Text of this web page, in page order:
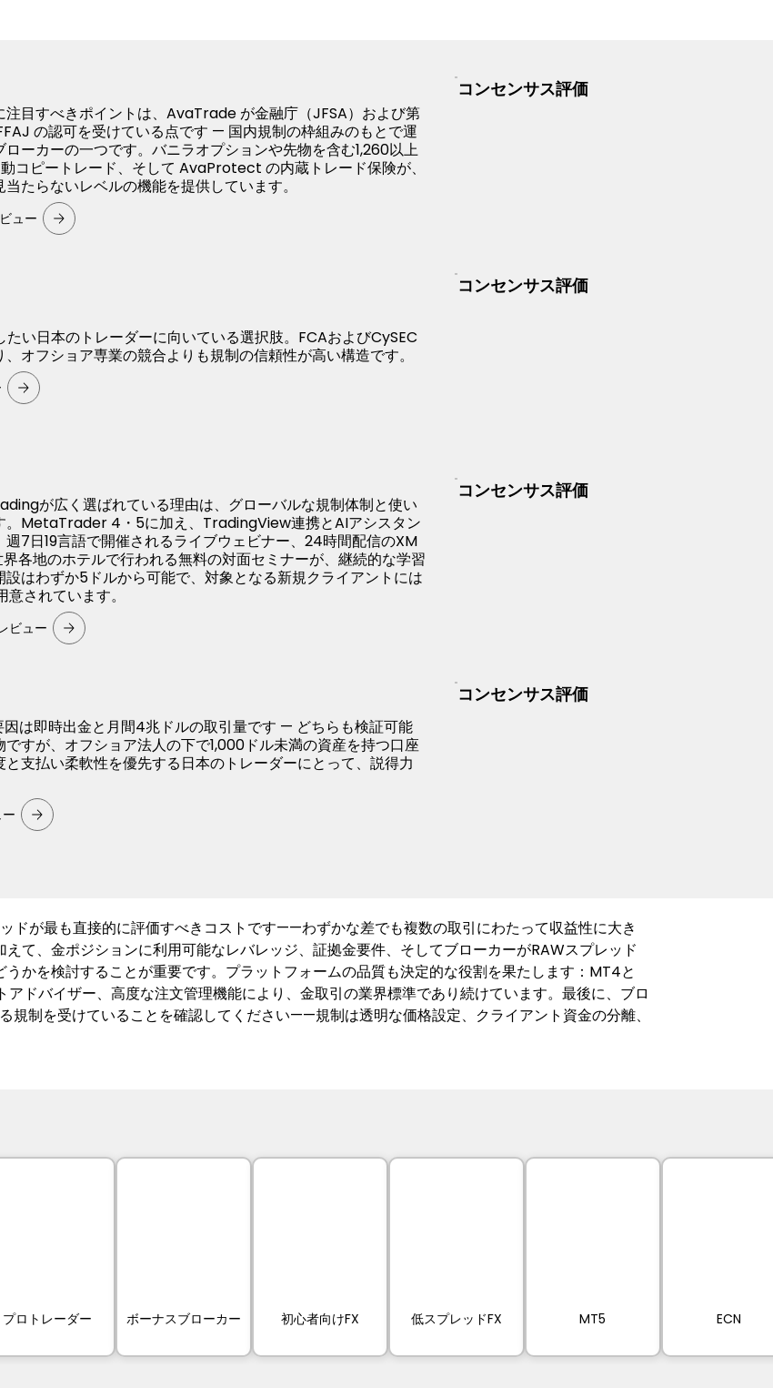
注目すべきポイントは、AvaTrade が金融庁（JFSA）および第
の認可を受けている点です — 国内規制の枠組みのもとで運
ーカーの一つです。バニラオプションや先物を含む1,260以上
コピートレード、そして AvaProtect の内蔵トレード保険が、
たらないレベルの機能を提供しています。
ュー
コンセンサス評価
い日本のトレーダーに向いている選択肢。FCAおよびCySEC
オフショア専業の競合よりも規制の信頼性が高い構造です。
コンセンサス評価
が広く選ばれている理由は、グローバルな規制体制と使い
。MetaTrader 4・5に加え、TradingView連携とAIアシスタン
週7日19言語で開催されるライブウェビナー、24時間配信のXM
各地のホテルで行われる無料の対面セミナーが、継続的な学習
はわずか5ドルから可能で、対象となる新規クライアントには
されています。
ビュー
コンセンサス評価
は即時出金と月間4兆ドルの取引量です — どちらも検証可能
すが、オフショア法人の下で1,000ドル未満の資産を持つ口座
支払い柔軟性を優先する日本のトレーダーにとって、説得力
コンセンサス評価
ドが最も直接的に評価すべきコストです——わずかな差でも複数の取引にわたって収益性に大き
て、金ポジションに利用可能なレバレッジ、証拠金要件、そしてブローカーがRAWスプレッド
かを検討することが重要です。プラットフォームの品質も決定的な役割を果たします：MT4と
ドバイザー、高度な注文管理機能により、金取引の業界標準であり続けています。最後に、ブロ
規制を受けていることを確認してください——規制は透明な価格設定、クライアント資金の分離、
プロトレーダー ボーナスブローカー 初心者向けFX 低スプレッドFX MT5 ECN